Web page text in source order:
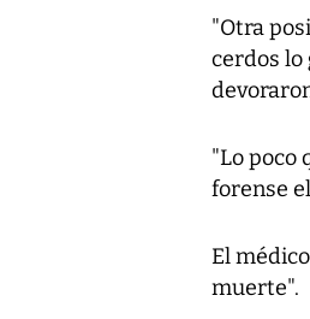
"Otra
cerdos lo
"Lo poco
forense
El
muerte".